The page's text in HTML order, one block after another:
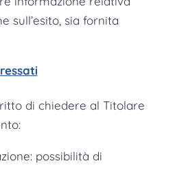
sull’esito, sia fornita
di chiedere al Titolare
possibilità di